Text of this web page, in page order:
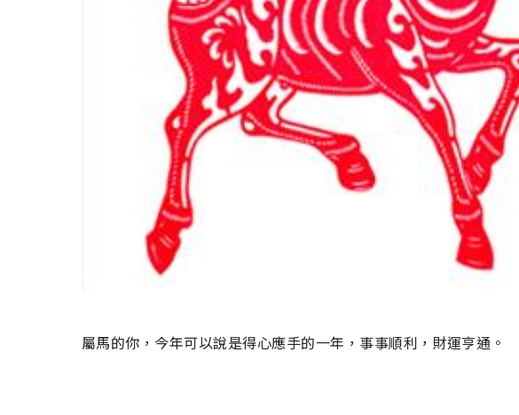
屬馬的你，今年可以說是得心應手的一年，事事順利，財運亨通。